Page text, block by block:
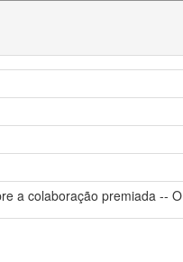
a colaboração premiada --